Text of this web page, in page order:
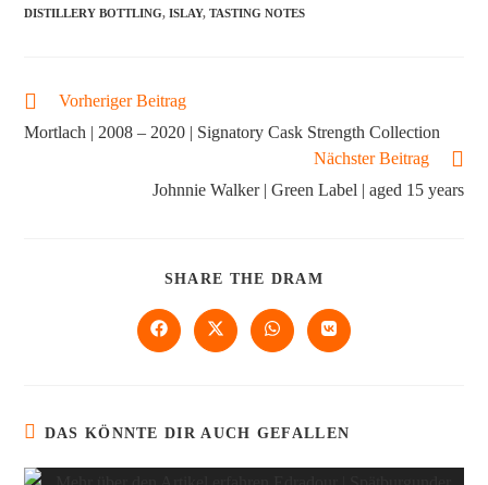
DISTILLERY BOTTLING, ISLAY, TASTING NOTES
Vorheriger Beitrag
Mortlach | 2008 – 2020 | Signatory Cask Strength Collection
Nächster Beitrag
Johnnie Walker | Green Label | aged 15 years
SHARE THE DRAM
DAS KÖNNTE DIR AUCH GEFALLEN